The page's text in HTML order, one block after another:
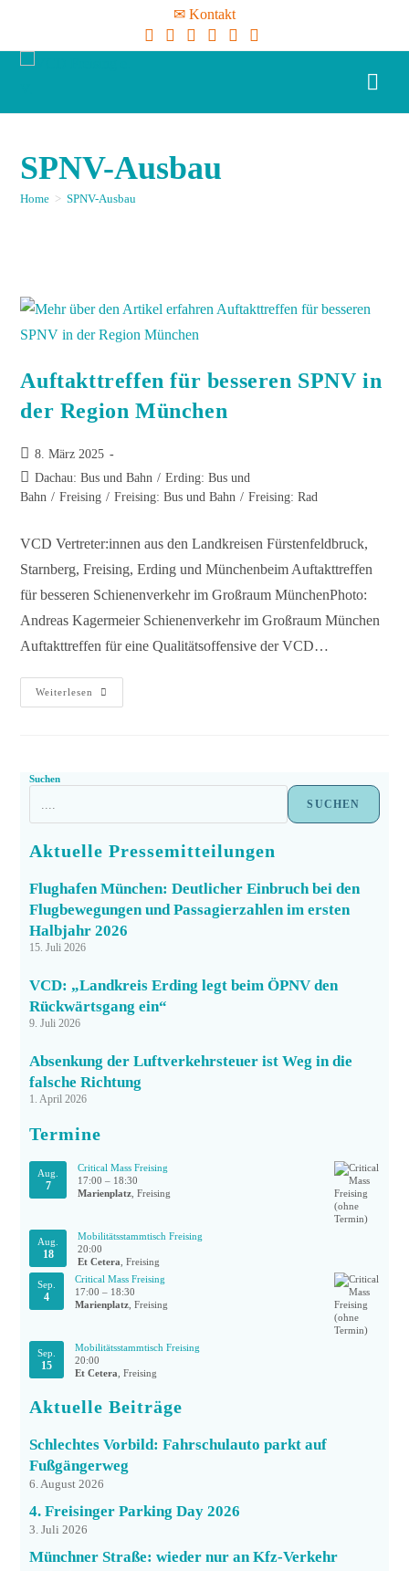
✉ Kontakt
SPNV-Ausbau
Home > SPNV-Ausbau
Auftakttreffen für besseren SPNV in
der Region München
8. März 2025
Dachau: Bus und Bahn / Erding: Bus und
Bahn / Freising / Freising: Bus und Bahn / Freising: Rad
VCD Vertreter:innen aus den Landkreisen Fürstenfeldbruck,
Starnberg, Freising, Erding und Münchenbeim Auftakttreffen
für besseren Schienenverkehr im Großraum MünchenPhoto:
Andreas Kagermeier Schienenverkehr im Großraum München
Auftakttreffen für eine Qualitätsoffensive der VCD…
Weiterlesen
Suchen
SUCHEN
Aktuelle Pressemitteilungen
Flughafen München: Deutlicher Einbruch bei den
Flugbewegungen und Passagierzahlen im ersten
Halbjahr 2026
15. Juli 2026
VCD: „Landkreis Erding legt beim ÖPNV den
Rückwärtsgang ein“
9. Juli 2026
Absenkung der Luftverkehrsteuer ist Weg in die
falsche Richtung
1. April 2026
Termine
Aug.
7
Critical Mass Freising
17:00 – 18:30
Marienplatz , Freising
Aug.
18
Mobilitätsstammtisch Freising
20:00
Et Cetera , Freising
Sep.
4
Critical Mass Freising
17:00 – 18:30
Marienplatz , Freising
Sep.
15
Mobilitätsstammtisch Freising
20:00
Et Cetera , Freising
Aktuelle Beiträge
Schlechtes Vorbild: Fahrschulauto parkt auf
Fußgängerweg
6. August 2026
4. Freisinger Parking Day 2026
3. Juli 2026
Münchner Straße: wieder nur an Kfz-Verkehr